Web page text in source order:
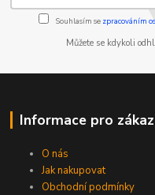
Souhlasím se zpracováním
Můžete se kdykoli
Informace pro
O nás
Jak nakupovat
Obchodní podmínky